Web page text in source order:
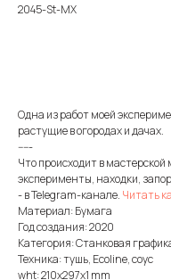
2045-St-MX
Одна из работ моей
растущие в огородах и дачах.
-----
Что происходит в
эксперименты, находки,
- в Telegram-канале. Читать
Материал: Бумага
Год создания: 2020
Категория: Станковая
Техника: тушь, Ecoline, соус
wht: 210x297x1 mm